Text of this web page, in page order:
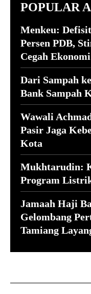
POPULAR
Menkeu:
Persen PDB,
Cegah
Dari Sampah
Bank Sampah
Wawali
Pasir Jaga
Kota
Mukhtarudin:
Program
Jamaah Haji
Gelombang
Tamiang